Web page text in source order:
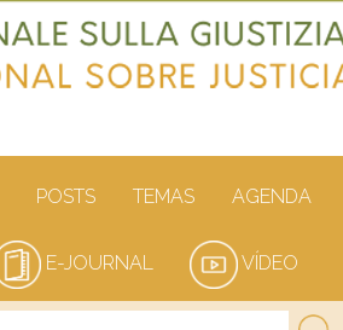
POSTS TEMAS AGENDA
E-JOURNAL VÍDEO